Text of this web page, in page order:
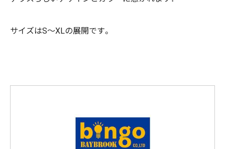
サイズはS〜XLの展開です。